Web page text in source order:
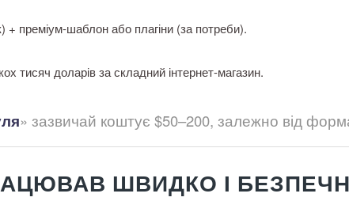
+ преміум-шаблон або плагіни (за потреби).
тисяч доларів за складний інтернет-магазин.
» зазвичай коштує $50–200, залежно від
ШВИДКО І